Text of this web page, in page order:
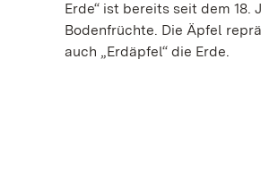
Erde“ ist bereits seit dem
Bodenfrüchte. Die Äpfel
auch „Erdäpfel“ die Erde.